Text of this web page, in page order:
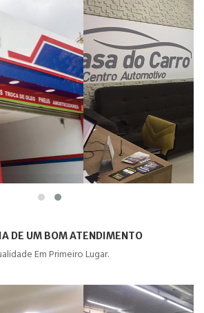
DE UM BOM ATENDIMENTO
Em Primeiro Lugar.